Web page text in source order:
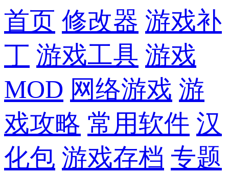
首页 修改器 游戏补
丁 游戏工具 游戏
MOD 网络游戏 游
戏攻略 常用软件 汉
化包 游戏存档 专题